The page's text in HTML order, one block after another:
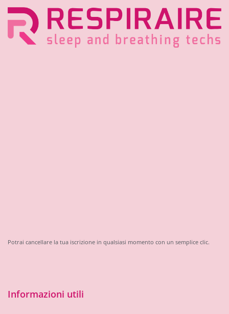
Potrai cancellare la tua iscrizione in qualsiasi momento con un semplice clic.
Informazioni utili